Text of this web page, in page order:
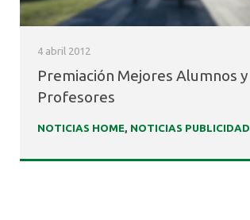
4 abril 2012
Premiación Mejores Alumnos y
Profesores
NOTICIAS HOME, NOTICIAS PUBLICIDAD